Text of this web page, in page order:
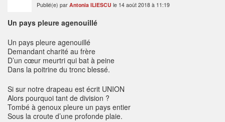
Publié(e) par Antonia ILIESCU le 14 août 2018 à 11:19
Un pays pleure agenouillé
Un pays pleure agenouillé
Demandant charité au frère
D’un cœur meurtri qui bat à peine
Dans la poitrine du tronc blessé.
Si sur notre drapeau est écrit UNION
Alors pourquoi tant de division ?
Tombé à genoux pleure un pays entier
Sous la croute d’une profonde plaie.